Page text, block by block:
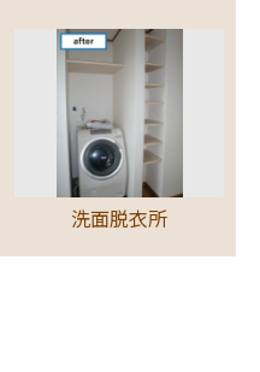
洗面脱衣所